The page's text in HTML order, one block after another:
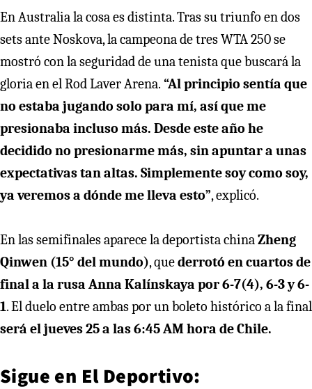
En Australia la cosa es distinta. Tras su triunfo en dos
sets ante Noskova, la campeona de tres WTA 250 se
mostró con la seguridad de una tenista que buscará la
gloria en el Rod Laver Arena. “Al principio sentía que
no estaba jugando solo para mí, así que me
presionaba incluso más. Desde este año he
decidido no presionarme más, sin apuntar a unas
expectativas tan altas. Simplemente soy como soy,
ya veremos a dónde me lleva esto”, explicó.
En las semifinales aparece la deportista chinaZheng
Qinwen (15° del mundo), quederrotó en cuartos de
final a la rusa Anna Kalínskaya por6-7(4), 6-3 y 6-
1. El duelo entre ambas por un boleto histórico a la final
será el jueves 25 a las 6:45 AM hora de Chile.
Sigue en El Deportivo: